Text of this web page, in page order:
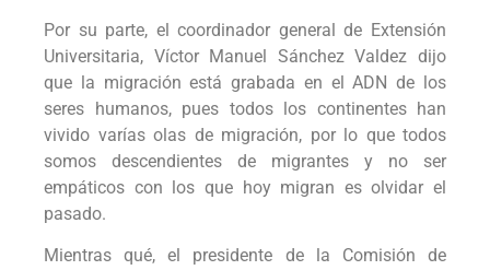
Por su parte, el coordinador general de Extensión
Universitaria, Víctor Manuel Sánchez Valdez dijo
que la migración está grabada en el ADN de los
seres humanos, pues todos los continentes han
vivido varías olas de migración, por lo que todos
somos descendientes de migrantes y no ser
empáticos con los que hoy migran es olvidar el
pasado.
Mientras qué, el presidente de la Comisión de